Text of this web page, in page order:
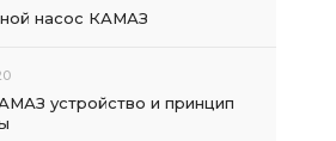
насос КАМАЗ
устройство и принцип